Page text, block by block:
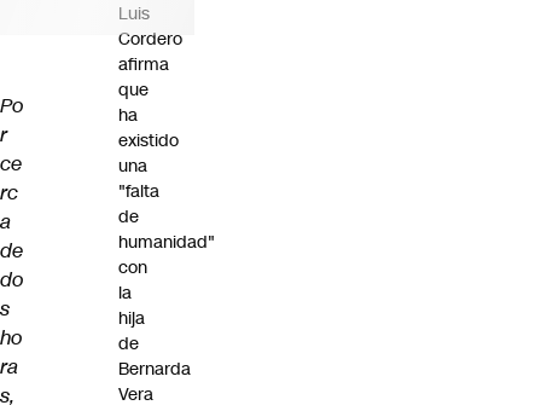
Po
r
ce
rc
a
de
do
s
ho
ra
s,
Luis
Cordero
afirma
que
ha
existido
una
"falta
de
humanidad"
con
la
hija
de
Bernarda
Vera